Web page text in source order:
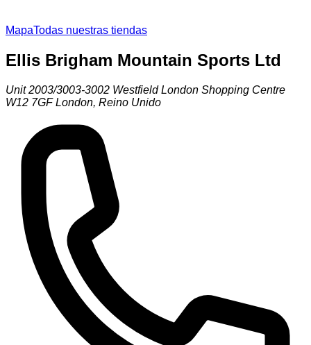
MapaTodas nuestras tiendas
Ellis Brigham Mountain Sports Ltd
Unit 2003/3003-3002 Westfield London Shopping Centre
W12 7GF London, Reino Unido